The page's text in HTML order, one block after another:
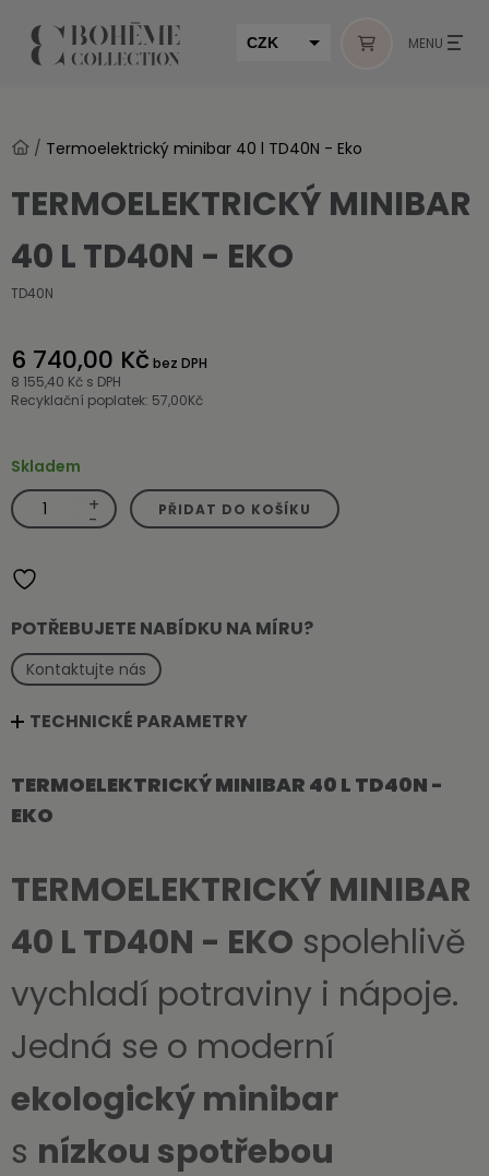
CZK MENU
/ Termoelektrický minibar 40 l TD40N - Eko
TERMOELEKTRICKÝ MINIBAR
40 L TD40N - EKO
TD40N
6 740,00 Kč bez DPH
8 155,40 Kč s DPH
Recyklační poplatek: 57,00Kč
Skladem
Termoelektrický
minibar
40
-
Eko
množství
+
- PŘIDAT DO KOŠÍKU
POTŘEBUJETE NABÍDKU NA MÍRU?
Kontaktujte nás
TECHNICKÉ PARAMETRY
TERMOELEKTRICKÝ MINIBAR 40 L TD40N -
EKO
TERMOELEKTRICKÝ MINIBAR
40 L TD40N - EKO spolehlivě
vychladí potraviny i nápoje.
Jedná se o moderní
ekologický minibar
s nízkou spotřebou